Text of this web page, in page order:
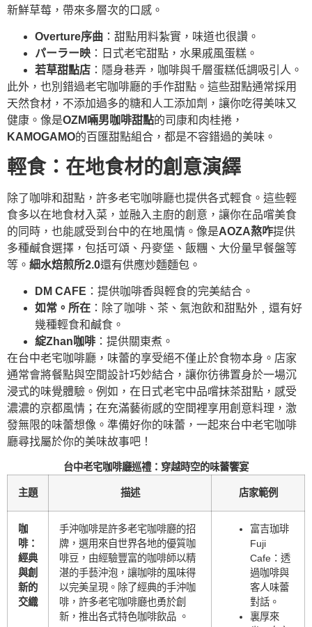
新鮮草莓，帶來多層次的口感。
Overture序曲 ：甜點用料紮實，味道也很讚。
パーラー映 ：日式老宅甜點，水果戚風蛋糕。
若草甜點店 ：隱身巷弄，咖啡與千層蛋糕低調吸引人。
此外，也別錯過老宅咖啡廳的手作甜點。這些甜點通常採用
天然食材，不添加過多的糖和人工添加劑，讓你吃得美味又
健康。像是OZM啢男咖啡甜點的司康和肉桂捲，
KAMOGAMO的百匯甜點組合，都是不容錯過的美味。
輕食：在地食材的創意演繹
除了咖啡和甜點，許多老宅咖啡廳也提供各式輕食。這些輕
食多以在地食材入菜，並融入主廚的創意，讓你在品嚐美食
的同時，也能感受到台中的在地風情。像是AOZA熬咋提供
多種鹹食選擇，包括可頌、丹麥堡、飯糰、大份量早餐盤等
等。 細水焙煎所2.0還有供應炒麵麵包。
DM CAFE ：提供咖啡香與輕食的完美結合。
如常。所在 ：除了咖啡、茶、氣泡飲和甜點外﹐還有好
幾種輕食和鹹食。
綻Zhan咖啡 ：提供關東煮。
在台中老宅咖啡廳，味蕾的享受絕不僅止於食物本身。店家
通常會將餐點與空間設計巧妙結合，讓你彷彿置身於一場沉
浸式的味覺體驗。例如，在日式老宅中品嚐抹茶甜點，感受
濃濃的京都風情；在充滿藝術感的空間裡享用創意料理，激
發無限的味蕾想像。準備好你的味蕾，一起來台中老宅咖啡
廳尋找屬於你的美味故事吧！
台中老宅咖啡廳巡禮：穿越時空的味蕾饗宴
主題 描述 店家範例
咖
啡：
經典
與創
新的
交織
手沖咖啡是許多老宅咖啡廳的招
牌，選用來自世界各地的優質咖
啡豆，由經驗豐富的咖啡師以精
湛的手藝沖泡，讓咖啡的風味得
以完美呈現。除了經典的手沖咖
啡，許多老宅咖啡廳也勇於創
新，推出各式特色咖啡飲品 。
富吉珈琲
Fuji
Cafe：透
過咖啡與
客人味蕾
對話。
裏厚來